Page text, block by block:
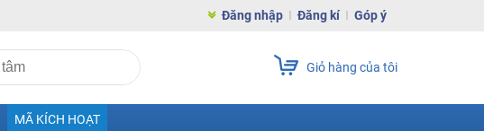
Đăng nhập Đăng kí Góp ý
Giỏ hàng của tôi
MÃ KÍCH HOẠT